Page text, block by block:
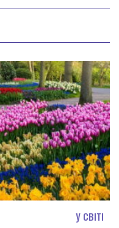
У СВІТІ